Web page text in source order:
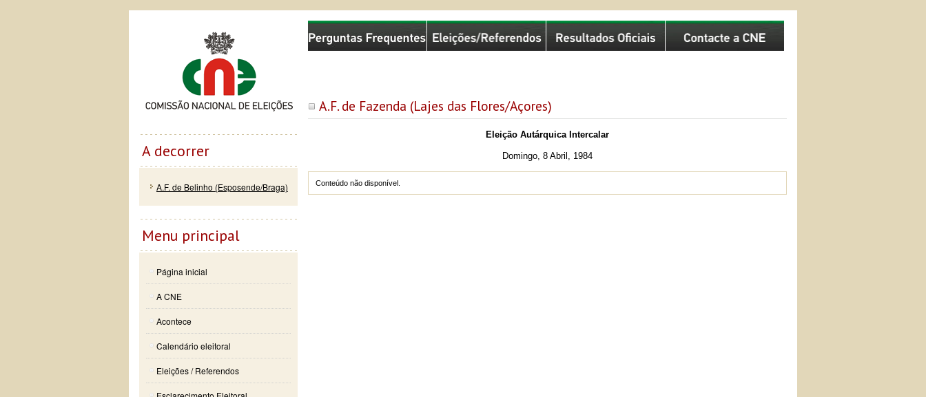
A.F. de Fazenda (Lajes das Flores/Açores)
Eleição Autárquica Intercalar
Domingo, 8 Abril, 1984
Conteúdo não disponível.
Comissão Nacional de Eleições
A decorrer
A.F. de Belinho (Esposende/Braga)
Menu principal
Página inicial
A CNE
Acontece
Calendário eleitoral
Eleições / Referendos